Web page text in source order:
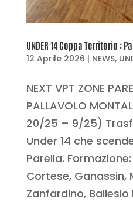
UNDER 14 Coppa Territorio :
12 Aprile 2026 | NEWS,
NEXT VPT ZONE
PALLAVOLO
20/25 – 9/25)
Under 14 che
Parella.
Cortese, Ganassin,
Zanfardino, Ballesio